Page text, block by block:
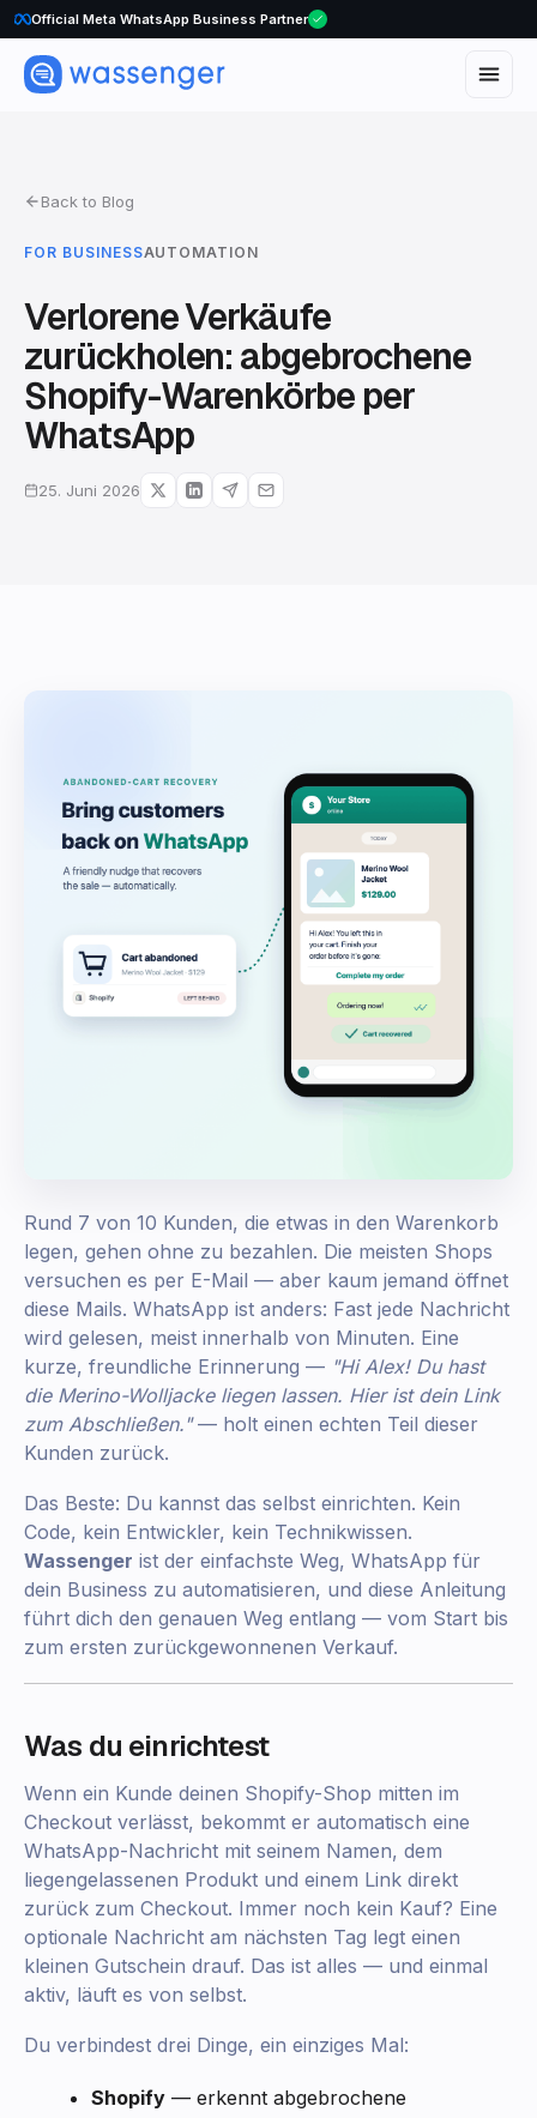
WhatsApp Voice Calls are here
Back to Blog
FOR BUSINESSAUTOMATION
Verlorene Verkäufe
zurückholen: abgebrochene
Shopify-Warenkörbe per
WhatsApp
25. Juni 2026
Rund 7 von 10 Kunden, die etwas in den Warenkorb
legen, gehen ohne zu bezahlen. Die meisten Shops
versuchen es per E-Mail — aber kaum jemand öffnet
diese Mails. WhatsApp ist anders: Fast jede Nachricht
wird gelesen, meist innerhalb von Minuten. Eine
kurze, freundliche Erinnerung — "Hi Alex! Du hast
die Merino-Wolljacke liegen lassen. Hier ist dein Link
zum Abschließen."— holt einen echten Teil dieser
Kunden zurück.
Das Beste: Du kannst das selbst einrichten. Kein
Code, kein Entwickler, kein Technikwissen.
Wassenger ist der einfachste Weg, WhatsApp für
dein Business zu automatisieren, und diese Anleitung
führt dich den genauen Weg entlang — vom Start bis
zum ersten zurückgewonnenen Verkauf.
Was du einrichtest
Wenn ein Kunde deinen Shopify-Shop mitten im
Checkout verlässt, bekommt er automatisch eine
WhatsApp-Nachricht mit seinem Namen, dem
liegengelassenen Produkt und einem Link direkt
zurück zum Checkout. Immer noch kein Kauf? Eine
optionale Nachricht am nächsten Tag legt einen
kleinen Gutschein drauf. Das ist alles — und einmal
aktiv, läuft es von selbst.
Du verbindest drei Dinge, ein einziges Mal:
Shopify — erkennt abgebrochene